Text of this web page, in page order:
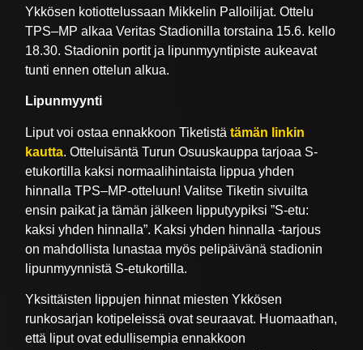
Ykkösen kotiottelussaan Mikkelin Palloilijat. Ottelu
TPS–MP alkaa Veritas Stadionilla torstaina 15.6. kello
18.30. Stadionin portit ja lipunmyyntipiste aukeavat
tunti ennen ottelun alkua.
Lipunmyynti
Liput voi ostaa ennakkoon Tiketistätämän linkin
kautta. Otteluisäntä Turun Osuuskauppa tarjoaa S-
etukortilla kaksi normaalihintaista lippua yhden
hinnalla TPS–MP-otteluun! Valitse Tiketin sivuilta
ensin paikat ja tämän jälkeen lipputyypiksi ”S-etu:
kaksi yhden hinnalla”. Kaksi yhden hinnalla -tarjous
on mahdollista lunastaa myös pelipäivänä stadionin
lipunmyynnistä S-etukortilla.
Yksittäisten lippujen hinnat miesten Ykkösen
runkosarjan kotipeleissä ovat seuraavat. Huomaathan,
että liput ovat edullisempia ennakkoon